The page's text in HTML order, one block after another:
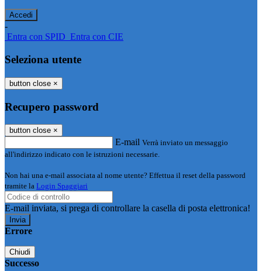
-
Entra con SPID Entra con CIE
Seleziona utente
button close ×
Recupero password
button close ×
E-mail Verrà inviato un messaggio
all'indirizzo indicato con le istruzioni necessarie.
Non hai una e-mail associata al nome utente? Effettua il reset della password
tramite la Login Spaggiari
E-mail inviata, si prega di controllare la casella di posta elettronica!
Errore
Chiudi
Successo